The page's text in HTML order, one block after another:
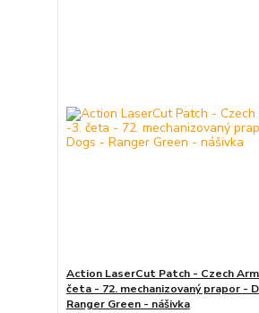
Action LaserCut Patch - Czech
četa - 72. mechanizovaný prapor -
Ranger Green - nášivka